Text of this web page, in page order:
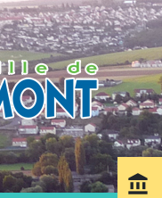
account_balance